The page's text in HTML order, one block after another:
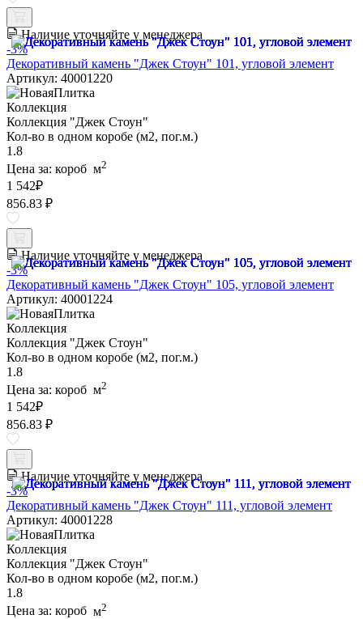
Наличие уточняйте у менеджера
-3%
Декоративный камень "Джек Стоун" 101, угловой элемент
Артикул: 40001220
Коллекция
Коллекция "Джек Стоун"
Кол-во в одном коробе (м2, пог.м.)
1.8
Цена за: короб м2
1 542₽
856.83 ₽
Наличие уточняйте у менеджера
-3%
Декоративный камень "Джек Стоун" 105, угловой элемент
Артикул: 40001224
Коллекция
Коллекция "Джек Стоун"
Кол-во в одном коробе (м2, пог.м.)
1.8
Цена за: короб м2
1 542₽
856.83 ₽
Наличие уточняйте у менеджера
-3%
Декоративный камень "Джек Стоун" 111, угловой элемент
Артикул: 40001228
Коллекция
Коллекция "Джек Стоун"
Кол-во в одном коробе (м2, пог.м.)
1.8
Цена за: короб м2